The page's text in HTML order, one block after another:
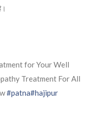
for Your Well
Treatment For All
#patna#hajipur